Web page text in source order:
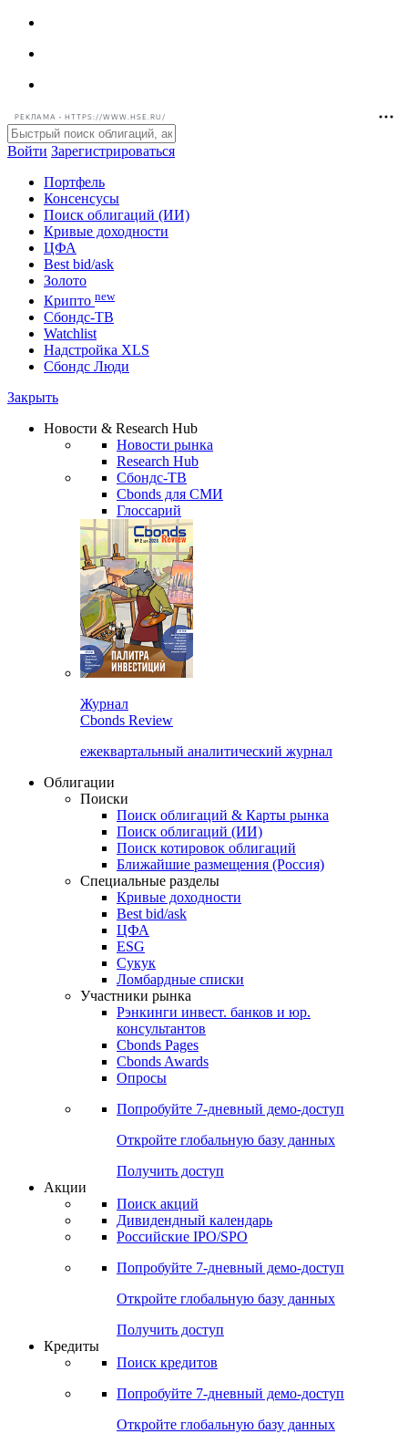
РЕКЛАМА • HTTPS://WWW.HSE.RU/
Войти Зарегистрироваться
Портфель
Консенсусы
Поиск облигаций (ИИ)
Кривые доходности
ЦФА
Best bid/ask
Золото
Крипто new
Watchlist
Сбондс Люди
Новости & Research Hub
Новости рынка
Research Hub
Сбондс-ТВ
Cbonds для СМИ
Глоссарий
Cbonds Review
ежеквартальный аналитический журнал
Облигации
Поиски
Поиск облигаций & Карты рынка
Поиск облигаций (ИИ)
Поиск котировок облигаций
Ближайшие размещения (Россия)
Специальные разделы
Кривые доходности
Best bid/ask
ЦФА
ESG
Сукук
Ломбардные списки
Участники рынка
Рэнкинги инвест. банков и юр.
Cbonds Pages
Опросы
Попробуйте7-дневный
Откройте глобальную базу данных
Получить доступ
Поиск акций
Российские IPO/SPO
Попробуйте7-дневный
Откройте глобальную базу данных
Получить доступ
Поиск кредитов